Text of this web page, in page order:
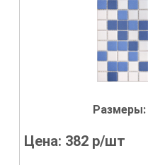
Размеры:
Цена: 382 р/шт